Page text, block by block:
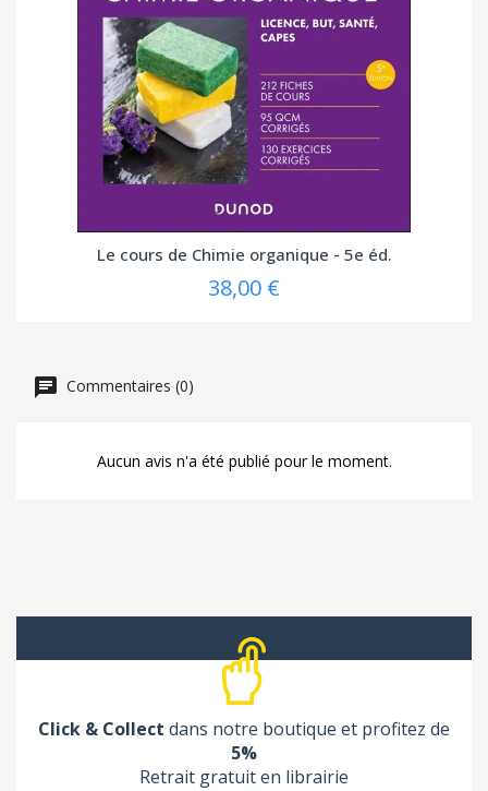
Le cours de Chimie organique - 5e éd.
38,00 €
Commentaires (0)
Aucun avis n'a été publié pour le moment.
Click & Collect dans notre boutique et profitez de
5%
Retrait gratuit en librairie